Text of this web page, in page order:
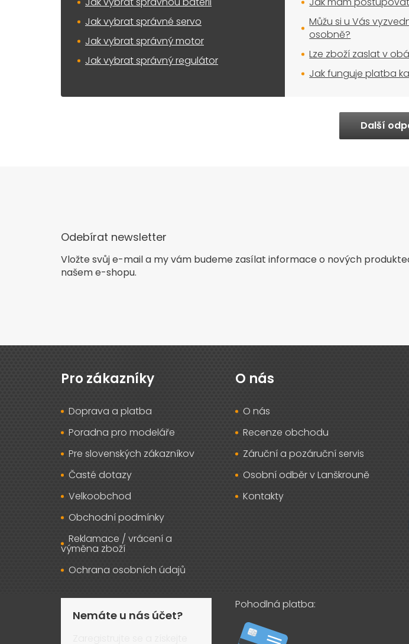
Jak vybrat správné servo
Jak vybrat správný motor
Jak vybrat správný regulátor
Můžu si u Vás
osobně?
Lze zboží zaslat v
Jak funguje platba
Další
Odebírat newsletter
Vložte svůj e-mail a my vám budeme zasílat informace o nových
našem e-shopu.
Pro zákazníky
Doprava a platba
Poradna pro modeláře
Pre slovenských zákazníkov
Časté dotazy
Velkoobchod
Obchodní podmínky
Reklamace / vrácení a
výměna zboží
Ochrana osobních údajů
O nás
O nás
Recenze obchodu
Záruční a pozáruční servis
Osobní odběr v Lanškrouně
Kontakty
Nemáte u nás účet?
Pohodlná platba: